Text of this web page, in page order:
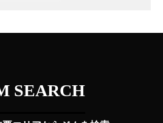
SEARCH